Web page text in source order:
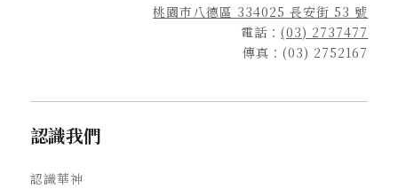
桃園市八德區 334025 長安街 53 號
電話：(03) 2737477
傳真：(03) 2752167
認識我們
認識華神